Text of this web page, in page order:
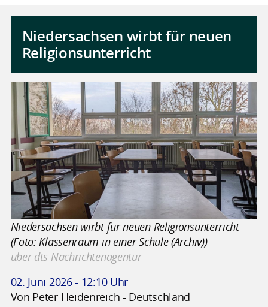
Niedersachsen wirbt für neuen
Religionsunterricht
Niedersachsen wirbt für neuen Religionsunterricht -
(Foto: Klassenraum in einer Schule (Archiv))
über dts Nachrichtenagentur
02. Juni 2026 - 12:10 Uhr
Von Peter Heidenreich - Deutschland